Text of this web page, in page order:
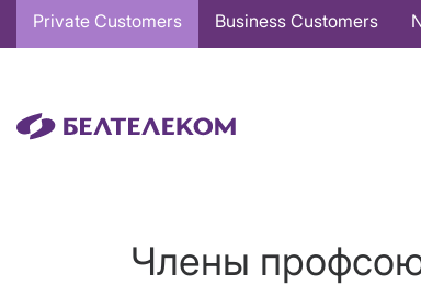
Основная
навигация
Private Customers Business Customers
Члены